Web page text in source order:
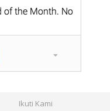
Ikuti Kami